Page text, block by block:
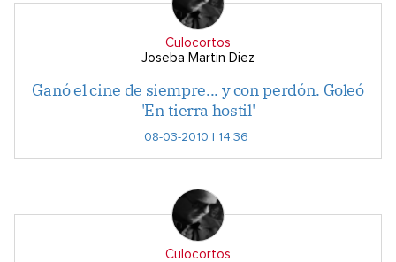
Culocortos
Joseba Martin Diez
Ganó el cine de siempre... y con perdón. Goleó
'En tierra hostil'
08-03-2010 | 14:36
Culocortos